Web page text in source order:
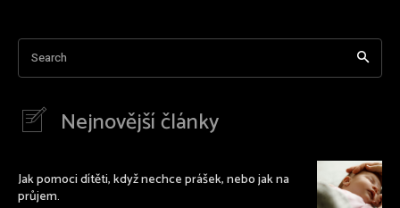
Search
Nejnovější články
Jak pomoci dítěti, když nechce prášek, nebo jak na
průjem.